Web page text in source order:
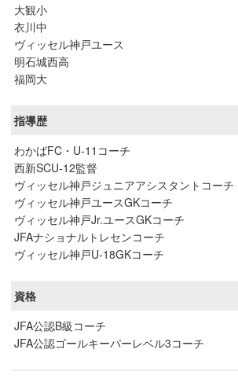
大観小
衣川中
ヴィッセル神戸ユース
明石城西高
福岡大
指導歴
わかばFC・U-11コーチ
西新SCU-12監督
ヴィッセル神戸ジュニアアシスタントコーチ
ヴィッセル神戸ユースGKコーチ
ヴィッセル神戸Jr.ユースGKコーチ
JFAナショナルトレセンコーチ
ヴィッセル神戸U-18GKコーチ
資格
JFA公認B級コーチ
JFA公認ゴールキーパーレベル3コーチ